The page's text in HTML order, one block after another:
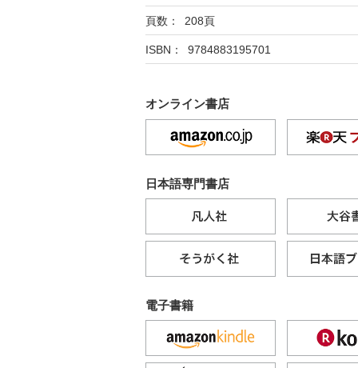
頁数： 208頁
ISBN： 9784883195701
オンライン書店
日本語専門書店
電子書籍